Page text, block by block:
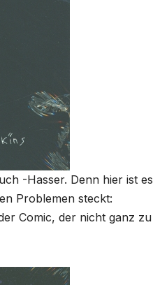
-Hasser. Denn hier ist es
Problemen steckt:
Comic, der nicht ganz zu